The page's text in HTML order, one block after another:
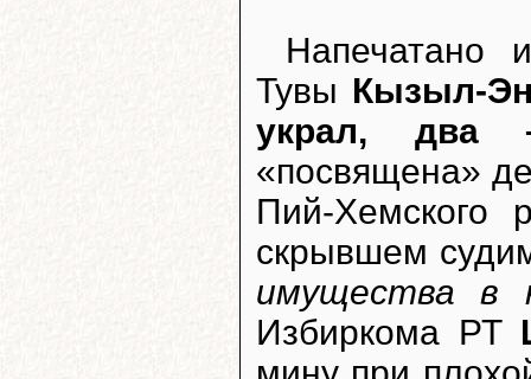
Напечатано
Тувы Кызыл-
украл, два
«посвящена»
Пий-Хемского
скрывшем
имущества в
Избиркома РТ